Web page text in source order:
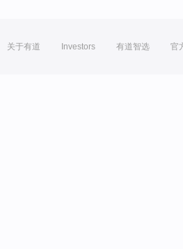
关于有道 Investors 有道智选 官